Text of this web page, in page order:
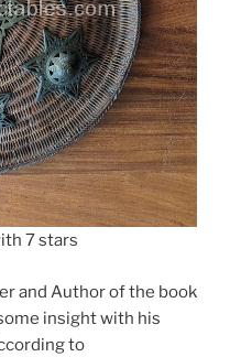
7 stars
and Author of the book
insight with his
to